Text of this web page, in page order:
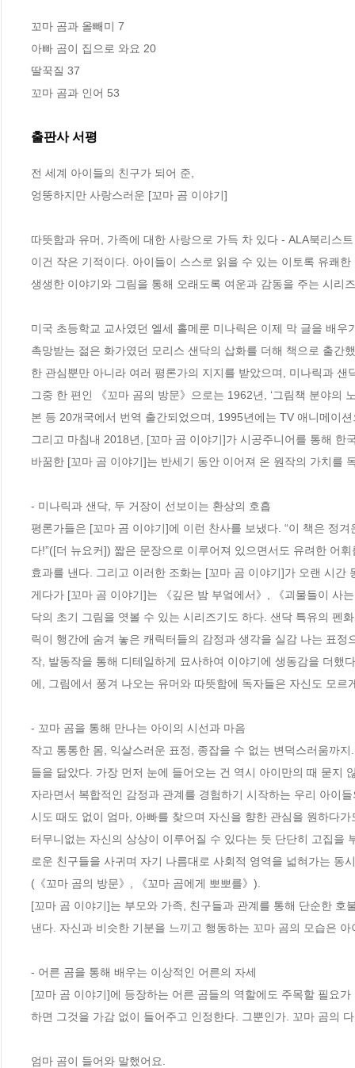
꼬마 곰과 올빼미 7
아빠 곰이 집으로 와요 20
딸꾹질 37
꼬마 곰과 인어 53
출판사 서평
전 세계 아이들의 친구가 되어 준,
엉뚱하지만 사랑스러운 [꼬마 곰 이야기]
따뜻함과 유머, 가족에 대한 사랑으로 가득 차 있다 - ALA북리스트
이건 작은 기적이다. 아이들이 스스로 읽을 수 있는 이토록 유쾌
생생한 이야기와 그림을 통해 오래도록 여운과 감동을 주는 시리
미국 초등학교 교사였던 엘세 홀메룬 미나릭은 이제 막 글을 배
촉망받는 젊은 화가였던 모리스 샌닥의 삽화를 더해 책으로 출간
한 관심뿐만 아니라 여러 평론가의 지지를 받았으며, 미나릭과
그중 한 편인 《꼬마 곰의 방문》으로는 1962년, ‘그림책 분야의
본 등 20개국에서 번역 출간되었으며, 1995년에는 TV 애니메이
그리고 마침내 2018년, [꼬마 곰 이야기]가 시공주니어를 통해
바꿈한 [꼬마 곰 이야기]는 반세기 동안 이어져 온 원작의 가치를
- 미나릭과 샌닥, 두 거장이 선보이는 환상의 호흡
평론가들은 [꼬마 곰 이야기]에 이런 찬사를 보냈다. “이 책은 정
다!”([더 뉴요커]) 짧은 문장으로 이루어져 있으면서도 유려한 어
효과를 낸다. 그리고 이러한 조화는 [꼬마 곰 이야기]가 오랜 시
게다가 [꼬마 곰 이야기]는 《깊은 밤 부엌에서》, 《괴물들이 사
닥의 초기 그림을 엿볼 수 있는 시리즈기도 하다. 샌닥 특유의 펜
릭이 행간에 숨겨 놓은 캐릭터들의 감정과 생각을 실감 나는 표
작, 발동작을 통해 디테일하게 묘사하여 이야기에 생동감을 더했
에, 그림에서 풍겨 나오는 유머와 따뜻함에 독자들은 자신도 모
- 꼬마 곰을 통해 만나는 아이의 시선과 마음
작고 통통한 몸, 익살스러운 표정, 종잡을 수 없는 변덕스러움까
들을 닮았다. 가장 먼저 눈에 들어오는 건 역시 아이만의 때 묻지
자라면서 복합적인 감정과 관계를 경험하기 시작하는 우리 아이
시도 때도 없이 엄마, 아빠를 찾으며 자신을 향한 관심을 원하다
터무니없는 자신의 상상이 이루어질 수 있다는 듯 단단히 고집을
로운 친구들을 사귀며 자기 나름대로 사회적 영역을 넓혀가는
(《꼬마 곰의 방문》, 《꼬마 곰에게 뽀뽀를》).
[꼬마 곰 이야기]는 부모와 가족, 친구들과 관계를 통해 단순한
낸다. 자신과 비슷한 기분을 느끼고 행동하는 꼬마 곰의 모습은
- 어른 곰을 통해 배우는 이상적인 어른의 자세
[꼬마 곰 이야기]에 등장하는 어른 곰들의 역할에도 주목할 필요
하면 그것을 가감 없이 들어주고 인정한다. 그뿐인가. 꼬마 곰의
엄마 곰이 들어와 말했어요.